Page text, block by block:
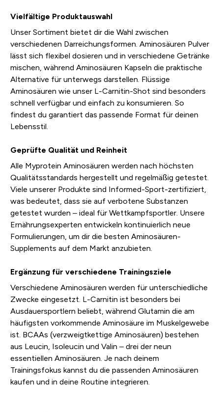
Vielfältige Produktauswahl
Unser Sortiment bietet dir die Wahl zwischen
verschiedenen Darreichungsformen. Aminosäuren Pulver
lässt sich flexibel dosieren und in verschiedene Getränke
mischen, während Aminosäuren Kapseln die praktische
Alternative für unterwegs darstellen. Flüssige
Aminosäuren wie unser L-Carnitin-Shot sind besonders
schnell verfügbar und einfach zu konsumieren. So
findest du garantiert das passende Format für deinen
Lebensstil.
Geprüfte Qualität und Reinheit
Alle Myprotein Aminosäuren werden nach höchsten
Qualitätsstandards hergestellt und regelmäßig getestet.
Viele unserer Produkte sind Informed-Sport-zertifiziert,
was bedeutet, dass sie auf verbotene Substanzen
getestet wurden – ideal für Wettkampfsportler. Unsere
Ernährungsexperten entwickeln kontinuierlich neue
Formulierungen, um dir die besten Aminosäuren-
Supplements auf dem Markt anzubieten.
Ergänzung für verschiedene Trainingsziele
Verschiedene Aminosäuren werden für unterschiedliche
Zwecke eingesetzt. L-Carnitin ist besonders bei
Ausdauersportlern beliebt, während Glutamin die am
häufigsten vorkommende Aminosäure im Muskelgewebe
ist. BCAAs (verzweigtkettige Aminosäuren) bestehen
aus Leucin, Isoleucin und Valin – drei der neun
essentiellen Aminosäuren. Je nach deinem
Trainingsfokus kannst du die passenden Aminosäuren
kaufen und in deine Routine integrieren.